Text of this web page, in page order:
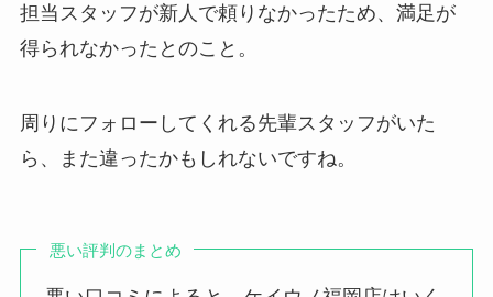
担当スタッフが新人で頼りなかったため、満足が
得られなかったとのこと。
周りにフォローしてくれる先輩スタッフがいた
ら、また違ったかもしれないですね。
悪い評判のまとめ